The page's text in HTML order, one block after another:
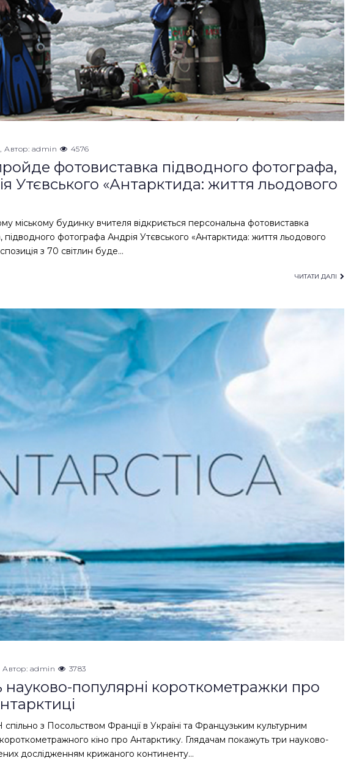
Автор: admin 4576
фотовиставка підводного фотографа,
Утєвського «Антарктида: життя льодового
міському будинку вчителя відкриється персональна фотовиставка
підводного фотографа Андрія Утєвського «Антарктида: життя льодового
з 70 світлин буде…
ЧИТАТИ ДАЛІ
Автор: admin 3783
науково-популярні короткометражки про
з Посольством Франції в Україні та Французьким культурним
кіно про Антарктику. Глядачам покажуть три науково-
дослідженням крижаного континенту…